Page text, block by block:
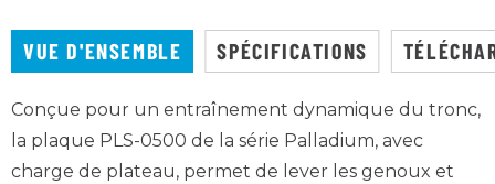
VUE D'ENSEMBLE SPÉCIFICATIONS
Conçue pour un entraînement dynamique du tronc,
la plaque PLS-0500 de la série Palladium, avec
charge de plateau, permet de lever les genoux et